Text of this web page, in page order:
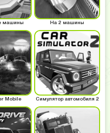
машины На 2 машины
Mobile Симулятор автомобиля 2